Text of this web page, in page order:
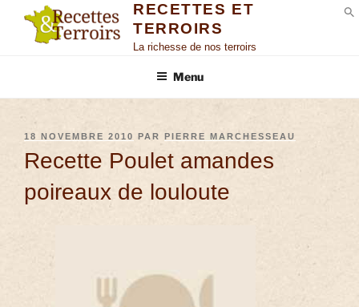
RECETTES ET
TERROIRS
La richesse de nos terroirs
Menu
18 NOVEMBRE 2010 PAR PIERRE MARCHESSEAU
Recette Poulet amandes
poireaux de louloute